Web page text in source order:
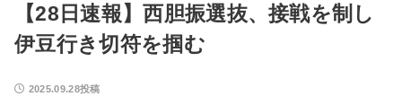
【28日速報】西胆振選抜、接戦を制し
伊豆行き切符を掴む
2025.09.28投稿